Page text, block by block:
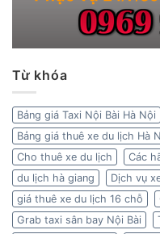
Từ khóa
Bảng giá Taxi Nội Bài Hà Nội
Bảng giá thuê xe du lịch Hà
Cho thuê xe du lịch
Các
du lịch hà giang
Dịch vụ
giá thuê xe du lịch 16 chỗ
Grab taxi sân bay Nội Bài